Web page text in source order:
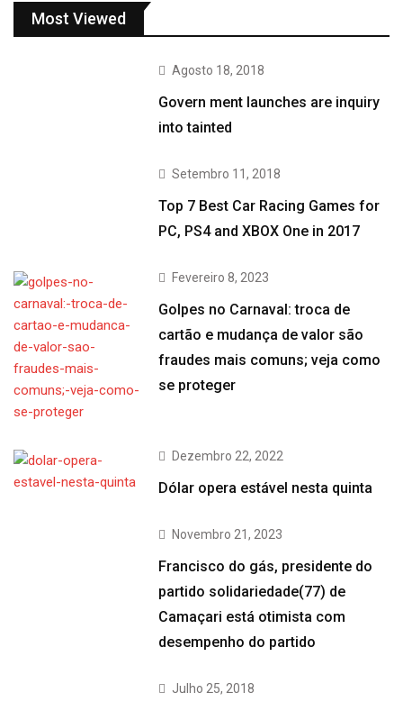
Most Viewed
Agosto 18, 2018
Govern ment launches are inquiry
into tainted
Setembro 11, 2018
Top 7 Best Car Racing Games for
PC, PS4 and XBOX One in 2017
Fevereiro 8, 2023
Golpes no Carnaval: troca de
cartão e mudança de valor são
fraudes mais comuns; veja como
se proteger
Dezembro 22, 2022
Dólar opera estável nesta quinta
Novembro 21, 2023
Francisco do gás, presidente do
partido solidariedade(77) de
Camaçari está otimista com
desempenho do partido
Julho 25, 2018